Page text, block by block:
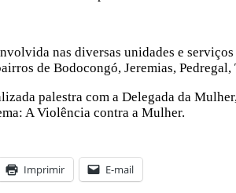
nas diversas unidades e
de Bodocongó, Jeremias,
palestra com a Delegada da
A Violência contra a Mulher.
Imprimir E-mail